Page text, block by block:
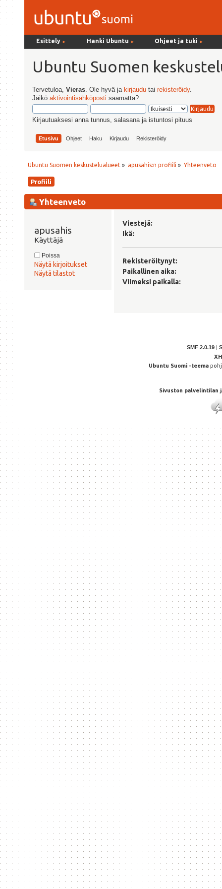
Esittely ► Hanki Ubuntu ► Ohjeet ja tuki ►
Ubuntu Suomen
Tervetuloa,Vieras . Ole hyvä ja kirjaudu tairekisteröidy.
Jäiköaktivointisähköposti saamatta?
Kirjautuaksesi anna tunnus, salasana ja istuntosi pituus
Etusivu Ohjeet Haku Kirjaudu Rekisteröidy
Ubuntu Suomen keskustelualueet » apusahis:n profiili » Yhteenveto
Profiili
Yhteenveto
apusahis
Käyttäjä
Poissa
Näytä kirjoitukset
Näytä tilastot
Viestejä:
Ikä:
Rekisteröitynyt:
Paikallinen aika:
Viimeksi paikalla:
SMF 2.0.19 |
Ubuntu Suomi -teema
Sivuston palvelintilan